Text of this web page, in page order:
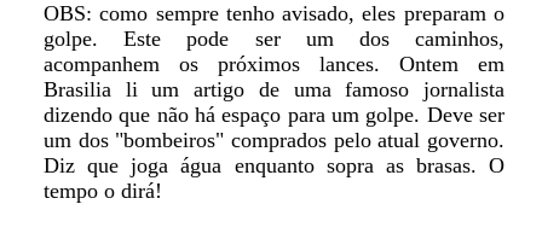
OBS: como sempre tenho avisado, eles preparam o
golpe. Este pode ser um dos caminhos,
acompanhem os próximos lances. Ontem em
Brasilia li um artigo de uma famoso jornalista
dizendo que não há espaço para um golpe. Deve ser
um dos "bombeiros" comprados pelo atual governo.
Diz que joga água enquanto sopra as brasas. O
tempo o dirá!